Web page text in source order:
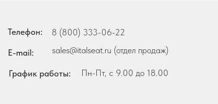
Телефон: 8 (800) 333-06-22
График работы: Пн-Пт, с 9.00 до 18.00
sales@italseat.ru (отдел продаж)
E-mail: